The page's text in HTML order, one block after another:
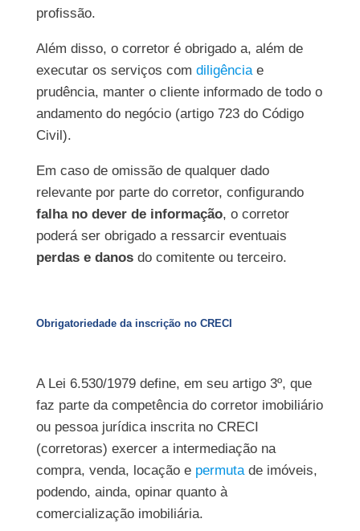
profissão.
Além disso, o corretor é obrigado a, além de
executar os serviços com diligênciae
prudência, manter o cliente informado de todo o
andamento do negócio (artigo 723 do Código
Civil).
Em caso de omissão de qualquer dado
relevante por parte do corretor, configurando
falha no dever de informação, o corretor
poderá ser obrigado a ressarcir eventuais
perdas e danosdo comitente ou terceiro.
Obrigatoriedade da inscrição no CRECI
A Lei 6.530/1979 define, em seu artigo 3º, que
faz parte da competência do corretor imobiliário
ou pessoa jurídica inscrita no CRECI
(corretoras) exercer a intermediação na
compra, venda, locação e permutade imóveis,
podendo, ainda, opinar quanto à
comercialização imobiliária.